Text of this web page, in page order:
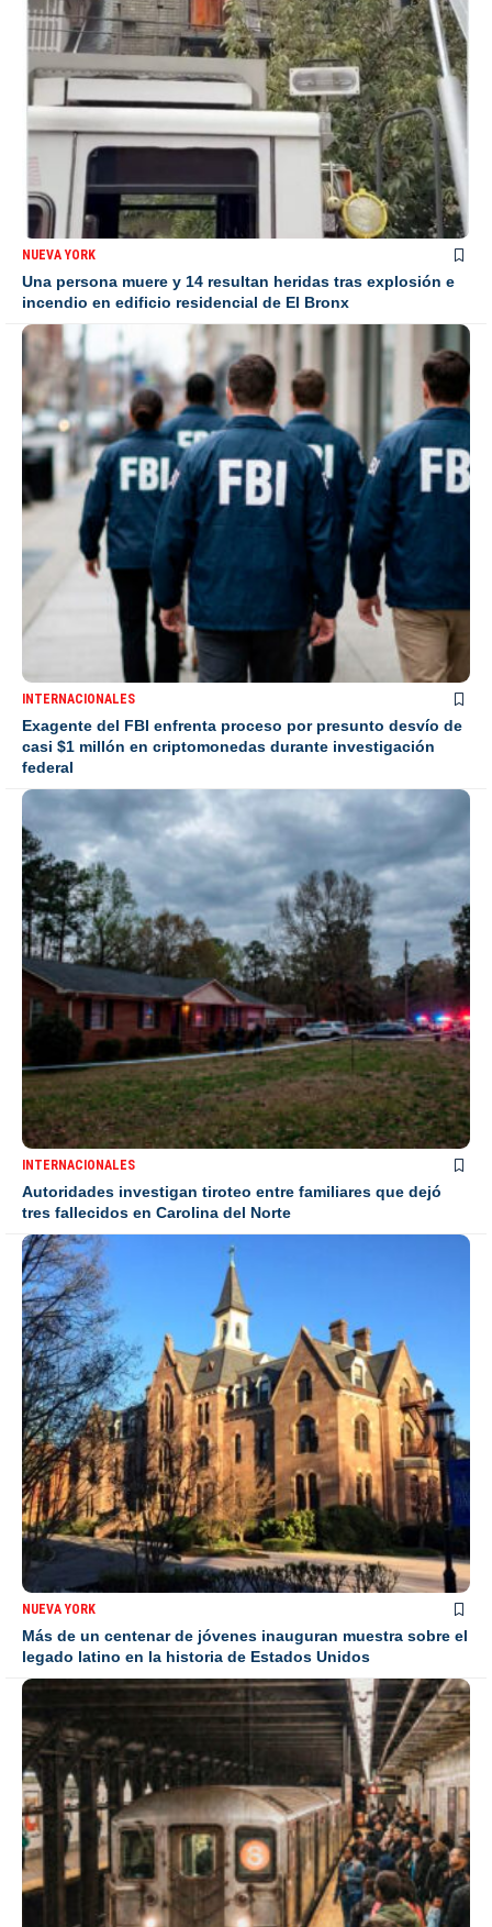
NUEVA YORK
Una persona muere y 14 resultan heridas tras explosión e
incendio en edificio residencial de El Bronx
INTERNACIONALES
Exagente del FBI enfrenta proceso por presunto desvío de
casi $1 millón en criptomonedas durante investigación
federal
INTERNACIONALES
Autoridades investigan tiroteo entre familiares que dejó
tres fallecidos en Carolina del Norte
NUEVA YORK
Más de un centenar de jóvenes inauguran muestra sobre el
legado latino en la historia de Estados Unidos